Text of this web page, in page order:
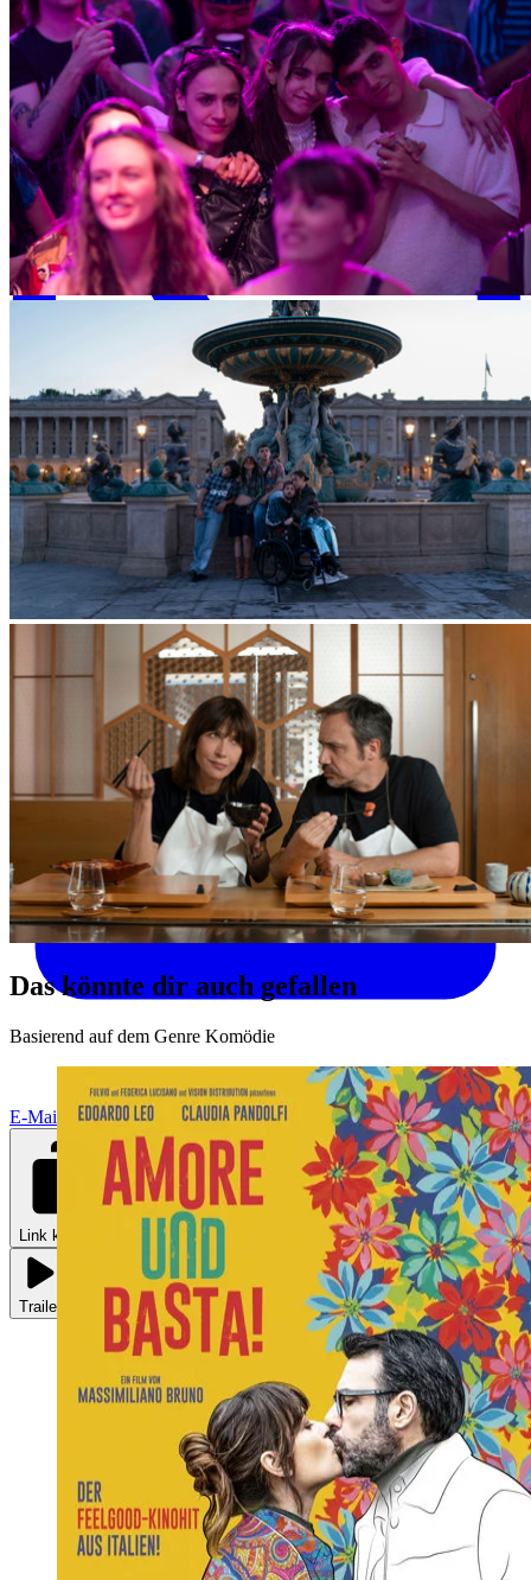
X (Twitter)
E-Mail
Link kopieren
Trailer
Das könnte dir auch gefallen
Basierend auf dem Genre Komödie